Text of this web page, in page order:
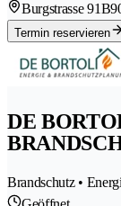
Burgstrasse 91B
Termin reservieren
DE
Brandschutz •